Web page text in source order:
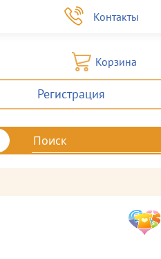
Контакты
Корзина
Регистрация